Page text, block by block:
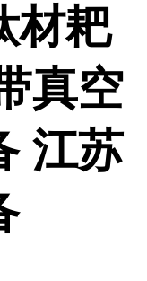
材耙
真空
江苏